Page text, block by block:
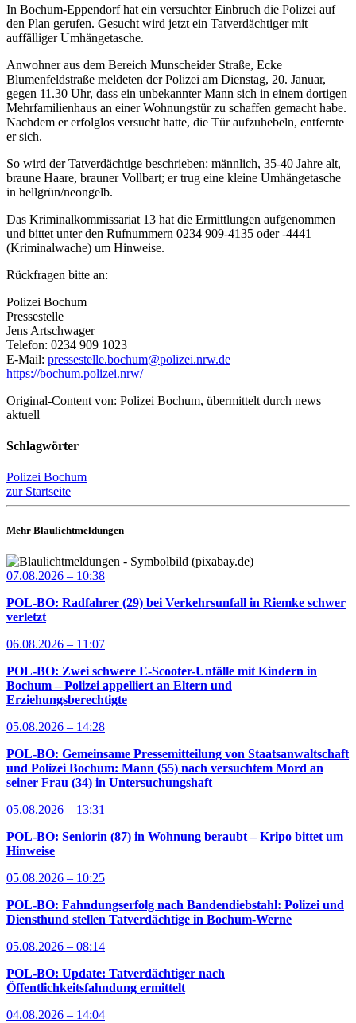
In Bochum-Eppendorf hat ein versuchter Einbruch die Polizei auf
den Plan gerufen. Gesucht wird jetzt ein Tatverdächtiger mit
auffälliger Umhängetasche.
Anwohner aus dem Bereich Munscheider Straße, Ecke
Blumenfeldstraße meldeten der Polizei am Dienstag, 20. Januar,
gegen 11.30 Uhr, dass ein unbekannter Mann sich in einem dortigen
Mehrfamilienhaus an einer Wohnungstür zu schaffen gemacht habe.
Nachdem er erfolglos versucht hatte, die Tür aufzuhebeln, entfernte
er sich.
So wird der Tatverdächtige beschrieben: männlich, 35-40 Jahre alt,
braune Haare, brauner Vollbart; er trug eine kleine Umhängetasche
in hellgrün/neongelb.
Das Kriminalkommissariat 13 hat die Ermittlungen aufgenommen
und bittet unter den Rufnummern 0234 909-4135 oder -4441
(Kriminalwache) um Hinweise.
Rückfragen bitte an:
Polizei Bochum
Pressestelle
Jens Artschwager
Telefon: 0234 909 1023
E-Mail: pressestelle.bochum@polizei.nrw.de
https://bochum.polizei.nrw/
Original-Content von: Polizei Bochum, übermittelt durch news
aktuell
Schlagwörter
Polizei Bochum
zur Startseite
Mehr Blaulichtmeldungen
07.08.2026 – 10:38
POL-BO: Radfahrer (29) bei Verkehrsunfall in Riemke schwer
verletzt
06.08.2026 – 11:07
POL-BO: Zwei schwere E-Scooter-Unfälle mit Kindern in
Bochum – Polizei appelliert an Eltern und
Erziehungsberechtigte
05.08.2026 – 14:28
POL-BO: Gemeinsame Pressemitteilung von Staatsanwaltschaft
und Polizei Bochum: Mann (55) nach versuchtem Mord an
seiner Frau (34) in Untersuchungshaft
05.08.2026 – 13:31
POL-BO: Seniorin (87) in Wohnung beraubt – Kripo bittet um
Hinweise
05.08.2026 – 10:25
POL-BO: Fahndungserfolg nach Bandendiebstahl: Polizei und
Diensthund stellen Tatverdächtige in Bochum-Werne
05.08.2026 – 08:14
POL-BO: Update: Tatverdächtiger nach
Öffentlichkeitsfahndung ermittelt
04.08.2026 – 14:04